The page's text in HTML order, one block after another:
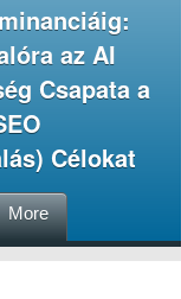
az AI
Csapata a
Célokat
More